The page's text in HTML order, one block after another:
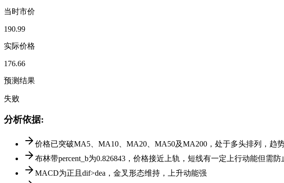
当时市价
190.99
实际价格
176.66
预测结果
失败
分析依据:
价格已突破MA5、MA10、MA20、MA50及MA200，处于多头排列，趋
布林带percent_b为0.826843，价格接近上轨，短线有一定上行动能但需
MACD为正且dif>dea，金叉形态维持，上升动能强